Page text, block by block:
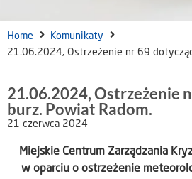
Home
Komunikaty
21.06.2024, Ostrzeżenie nr 69
21.06.2024, Ostrzeżenie
burz. Powiat Radom.
21 czerwca 2024
Miejskie Centrum Zarządzania
w oparciu o ostrzeżenie